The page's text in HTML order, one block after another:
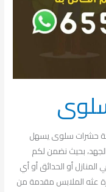
حشرات سلوى يسهل
بحيث نضمن لكم
أو الحدائق أو أي
عثه الملابس مقدمة من